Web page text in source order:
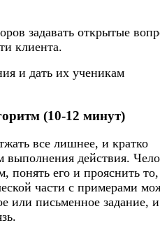
задавать открытые
клиента.
и дать их ученикам
(10-12 минут)
все лишнее, и кратко
выполнения действия.
понять его и прояснить
части с примерами
или письменное задание, и